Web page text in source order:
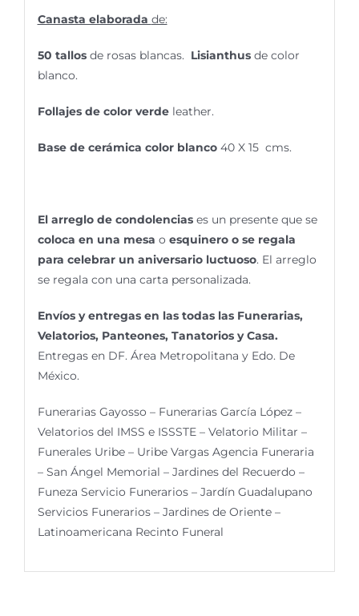
Canasta elaborada de:
50 tallos de rosas blancas. Lisianthusde color
blanco.
Follajes de color verdeleather.
Base de cerámica color blanco40 X 15 cms.
El arreglo de condolenciases un presente que se
coloca en una mesa o esquinero o se regala
para celebrar un aniversario luctuoso. El arreglo
se regala con una carta personalizada.
Envíos y entregas en las todas las Funerarias,
Velatorios, Panteones, Tanatorios y Casa.
Entregas en DF. Área Metropolitana y Edo. De
México.
Funerarias Gayosso – Funerarias García López –
Velatorios del IMSS e ISSSTE – Velatorio Militar –
Funerales Uribe – Uribe Vargas Agencia Funeraria
– San Ángel Memorial – Jardines del Recuerdo –
Funeza Servicio Funerarios – Jardín Guadalupano
Servicios Funerarios – Jardines de Oriente –
Latinoamericana Recinto Funeral